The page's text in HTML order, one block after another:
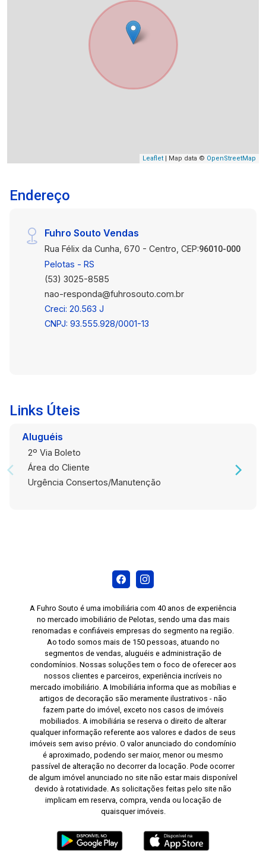
Leaflet | Map data © OpenStreetMap
Endereço
Fuhro Souto Vendas
Rua Félix da Cunha, 670 - Centro, CEP:96010-000
Pelotas - RS
(53) 3025-8585
nao-responda@fuhrosouto.com.br
Creci: 20.563 J
CNPJ: 93.555.928/0001-13
Links Úteis
Aluguéis
2º Via Boleto
Área do Cliente
Urgência Consertos/Manutenção
A Fuhro Souto é uma imobiliária com 40 anos de experiência
no mercado imobiliário de Pelotas, sendo uma das mais
renomadas e confiáveis empresas do segmento na região.
Ao todo somos mais de 150 pessoas, atuando no
segmentos de vendas, aluguéis e administração de
condomínios. Nossas soluções tem o foco de oferecer aos
nossos clientes e parceiros, experiência incríveis no
mercado imobiliário. A Imobiliária informa que as mobílias e
artigos de decoração são meramente ilustrativos - não
fazem parte do imóvel, exceto nos casos de imóveis
mobiliados. A imobiliária se reserva o direito de alterar
qualquer informação referente aos valores e dados de seus
imóveis sem aviso prévio. O valor anunciado do condomínio
é aproximado, podendo ser maior, menor ou mesmo
passível de alteração no decorrer da locação. Pode ocorrer
de algum imóvel anunciado no site não estar mais disponível
devido à rotatividade. As solicitações feitas pelo site não
implicam em reserva, compra, venda ou locação de
quaisquer imóveis.